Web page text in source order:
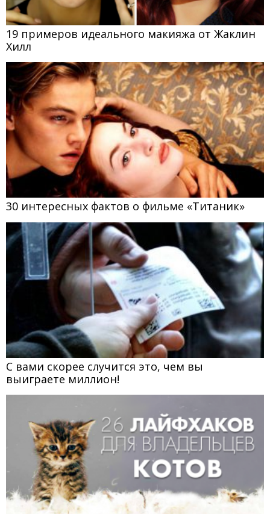
19 примеров идеального макияжа от Жаклин
Хилл
30 интересных фактов о фильме «Титаник»
С вами скорее случится это, чем вы
выиграете миллион!